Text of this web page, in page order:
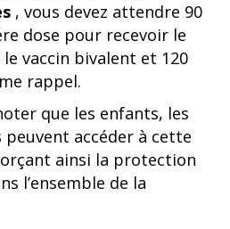
, vous devez attendre 90
dose pour recevoir le
vaccin bivalent et 120
rappel.
que les enfants, les
accéder à cette
ainsi la protection
l’ensemble de la